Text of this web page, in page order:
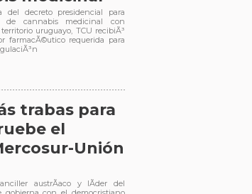
decreto presidencial para
de cannabis medicinal con
uruguayo, TCU recibiÃ³
farmacÃ©utico requerida para
trabas para
el
Unión
austrÃ­aco y lÃ­der del